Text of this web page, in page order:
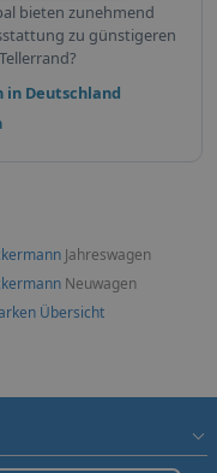
bieten zunehmend
zu günstigeren
in Deutschland
Jahreswagen
Neuwagen
Übersicht